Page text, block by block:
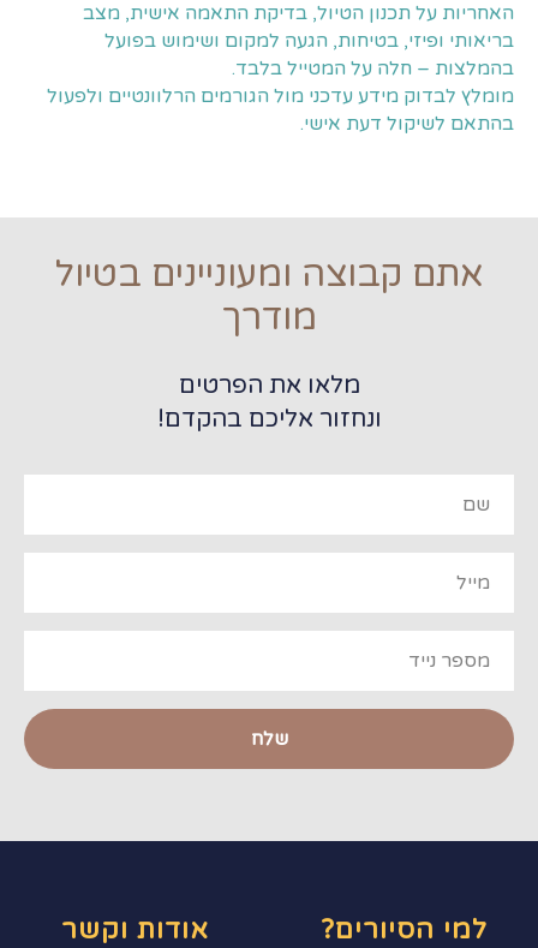
האחריות על תכנון הטיול, בדיקת התאמה אישית, מצב
בריאותי ופיזי, בטיחות, הגעה למקום ושימוש בפועל
בהמלצות – חלה על המטייל בלבד.
מומלץ לבדוק מידע עדכני מול הגורמים הרלוונטיים ולפעול
בהתאם לשיקול דעת אישי.
אתם קבוצה ומעוניינים בטיול
מודרך
מלאו את הפרטים
ונחזור אליכם בהקדם!
שלח
אודות וקשר למי הסיורים?